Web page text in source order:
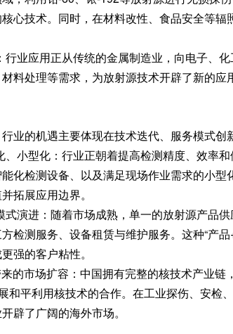
心技术。同时，在材料改性、食品安全等
业应用正从传统的金属制造业，向电子、化
料处理等需求，为放射源技术开辟了新的应
业的机遇主要体现在技术迭代、服务模式创
小型化：行业正朝着提高检测精度、效率
化检测设备、以及满足现场作业需求的小型
拓展应用边界。
演进：随着市场成熟，单一的放射源产品
检测服务、设备租赁与维护服务。这种“产
强的客户粘性。
的市场扩容：中国拥有完整的核技术产业
和平利用核技术的合作。在工业探伤、安检
辟了广阔的海外市场。